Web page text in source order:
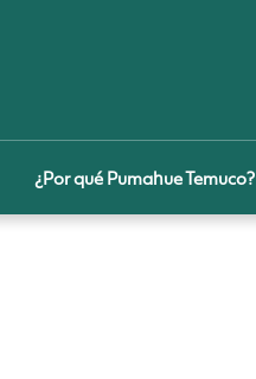
¿Por qué Pumahue Temuco?